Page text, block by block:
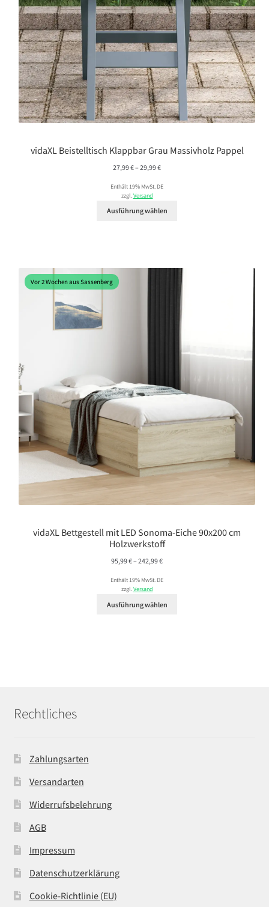
vidaXL Beistelltisch Klappbar Grau Massivholz Pappel
27,99€– 29,99€Preisspanne:
bis
Enthält 19% MwSt. DE
zzgl.Versand
Ausführung wählen
Vor 2 Wochen aus Sassenberg
vidaXL Bettgestell mit LED Sonoma-Eiche 90x200 cm
Holzwerkstoff
95,99€– 242,99€Preisspanne:
bis
Enthält 19% MwSt. DE
zzgl.Versand
Ausführung wählen
Rechtliches
Zahlungsarten
Versandarten
Widerrufsbelehrung
AGB
Impressum
Datenschutzerklärung
Cookie-Richtlinie (EU)